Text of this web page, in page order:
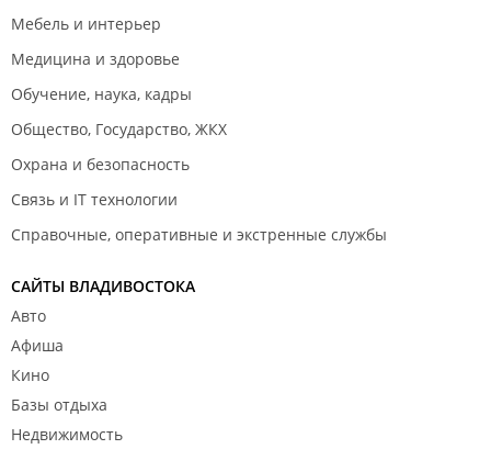
Мебель и интерьер
Медицина и здоровье
Обучение, наука, кадры
Общество, Государство, ЖКХ
Охрана и безопасность
Связь и IT технологии
Справочные, оперативные и экстренные службы
САЙТЫ ВЛАДИВОСТОКА
Авто
Афиша
Кино
Базы отдыха
Недвижимость